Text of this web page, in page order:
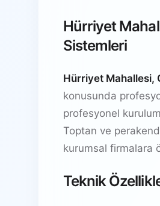
Hürriyet
Sistemleri
Hürriyet Mahallesi,
konusunda
profesyonel
Toptan ve
kurumsal firmalara
Teknik